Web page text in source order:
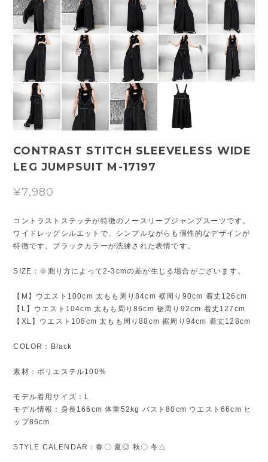
CONTRAST STITCH SLEEVELESS WIDE
LEG JUMPSUIT M-17197
¥7,980
コントラストステッチが特徴のノースリーブジャンプスーツです。
ワイドレッグシルエットで、シンプルながらも個性的なデザインが
特徴です。ブラックカラーが洗練された表情です。
SIZE：※測り方によって2-3cmの差が生じる場合がございます。
【M】ウエスト100cm 太もも周り84cm 裾周り90cm 着丈126cm
【L】ウエスト104cm 太もも周り86cm 裾周り92cm 着丈127cm
【XL】ウエスト108cm 太もも周り88cm 裾周り94cm 着丈128cm
COLOR：Black
素材：ポリエステル100%
モデル着用サイズ：L
モデル情報：身長166cm 体重52kg バスト80cm ウエスト66cm ヒ
ップ86cm
STYLE CALENDAR：春〇 夏◎ 秋〇 冬△